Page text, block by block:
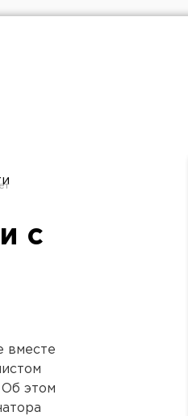
с
вместе
этом